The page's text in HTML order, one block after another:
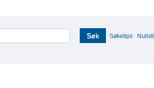
Søk Søketips Nullstill